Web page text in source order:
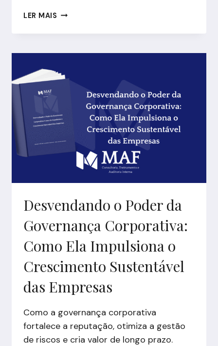
LER MAIS GUIA
DE
COMPLIANCE
PEQUENAS
E
MÉDIAS
Desvendando o Poder da
Governança Corporativa:
Como Ela Impulsiona o
Crescimento Sustentável
das Empresas
Como a governança corporativa
fortalece a reputação, otimiza a gestão
de riscos e cria valor de longo prazo.